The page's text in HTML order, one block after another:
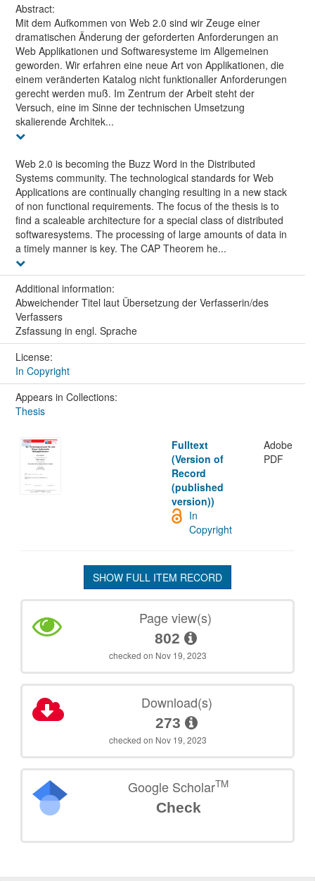
Abstract:
Mit dem Aufkommen von Web 2.0 sind wir Zeuge einer
dramatischen Änderung der geforderten Anforderungen an
Web Applikationen und Softwaresysteme im Allgemeinen
geworden. Wir erfahren eine neue Art von Applikationen, die
einem veränderten Katalog nicht funktionaller Anforderungen
gerecht werden muß. Im Zentrum der Arbeit steht der
Versuch, eine im Sinne der technischen Umsetzung
skalierende Architek...
Web 2.0 is becoming the Buzz Word in the Distributed
Systems community. The technological standards for Web
Applications are continually changing resulting in a new stack
of non functional requirements. The focus of the thesis is to
find a scaleable architecture for a special class of distributed
softwaresystems. The processing of large amounts of data in
a timely manner is key. The CAP Theorem he...
Additional information:
Abweichender Titel laut Übersetzung der Verfasserin/des
Verfassers
Zsfassung in engl. Sprache
License:
In Copyright
Appears in Collections:
Thesis
Fulltext
(Version of
Record
(published
version))
Adobe
PDF
In
Copyright
SHOW FULL ITEM RECORD
Page view(s)
802
checked on Nov 19, 2023
Download(s)
273
checked on Nov 19, 2023
Google ScholarTM
Check